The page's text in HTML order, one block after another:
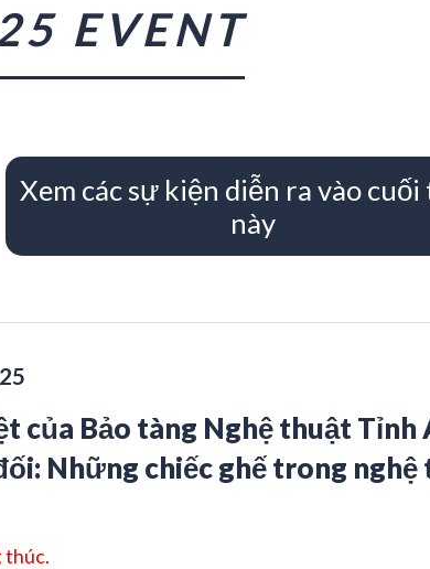
EVENT
Xem các sự kiện diễn ra vào cuối
này
của Bảo tàng Nghệ thuật
Những chiếc ghế trong
thúc.